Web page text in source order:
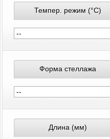
Темпер. режим (°С)
Форма стеллажа
Длина (мм)